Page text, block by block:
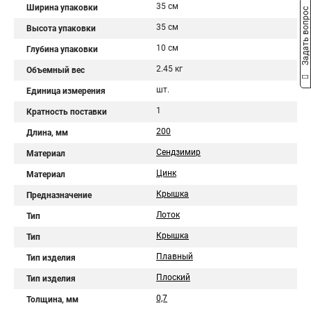
Ширина упаковки 35 см
Высота упаковки 35 см
Глубина упаковки 10 см
Объемный вес 2.45 кг
Единица измерения шт.
Кратность поставки 1
Длина, мм 200
Материал Сендзимир
Материал Цинк
Предназначение Крышка
Тип Лоток
Тип Крышка
Тип изделия Плавный
Тип изделия Плоский
Толщина, мм 0,7
Задать вопрос